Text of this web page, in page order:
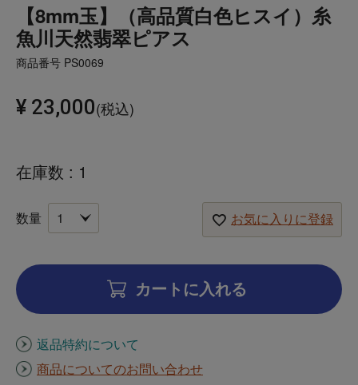
【8mm玉】（高品質白色ヒスイ）糸
魚川天然翡翠ピアス
商品番号 PS0069
¥ 23,000 税込
在庫数 1
お気に入りに登録
カートに入れる
返品特約について
商品についてのお問い合わせ